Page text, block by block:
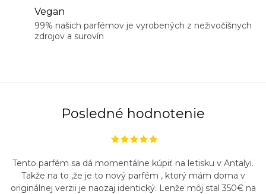
Vegan
99% našich parfémov je vyrobených z neživočíšnych
zdrojov a surovín
Posledné hodnotenie
Tento parfém sa dá momentálne kúpiť na letisku v Antalyi.
Takže na to ,že je to nový parfém , ktorý mám doma v
originálnej verzii je naozaj identický. Lenže môj stal 350€ na